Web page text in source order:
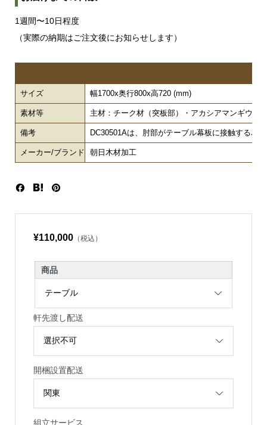
1週間〜10日程度
（実際の納期はご注文後にお知らせします）
サイズ 幅1700x奥行800x高720 (mm)
素材等 主材：チーク材（突板部）・アカシアマンギウム
備考 DC30501Aは、肘部がテーブル幕板に接触する為
メーカー/ブランド 朝日木材加工
¥110,000（税込）
商品
軒先渡し配送
開梱設置配送
組立サービス